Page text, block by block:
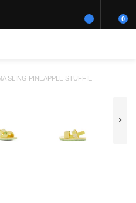
0
SLING PINEAPPLE STUFFIE